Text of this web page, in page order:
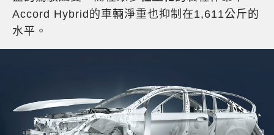
Accord Hybrid的車輛淨重也抑制在1,611公斤的
水平。